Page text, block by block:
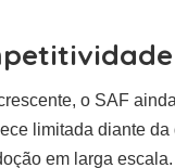
o SAF
limitada diante
em larga escala.